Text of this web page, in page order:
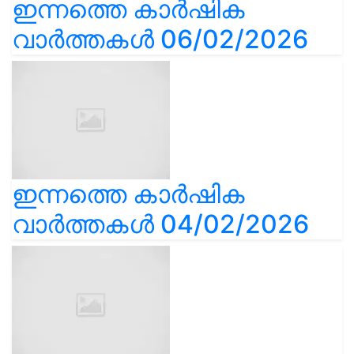
ഇന്നത്തെ കാർഷിക
വാർത്തകൾ 06/02/2026
ഇന്നത്തെ കാർഷിക
വാർത്തകൾ 04/02/2026